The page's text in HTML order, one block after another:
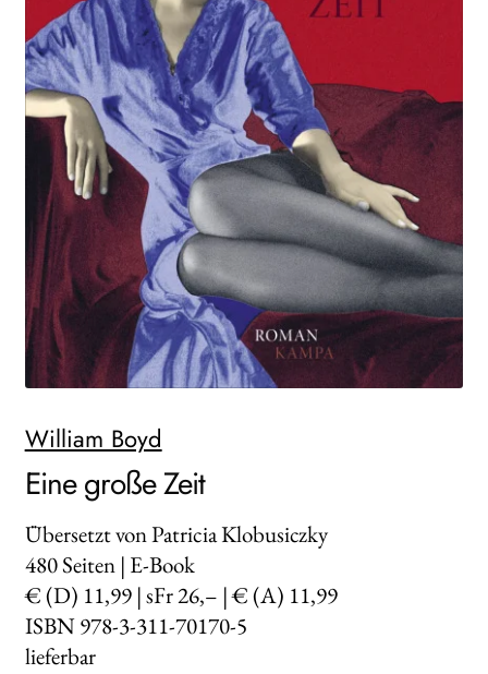
WEITERE VERLAGE
Search:
William Boyd
Eine große Zeit
Übersetzt von Patricia Klobusiczky
480Seiten | E-Book
€ (D) 11,99 | sFr 26,– | € (A) 11,99
ISBN 978-3-311-70170-5
lieferbar